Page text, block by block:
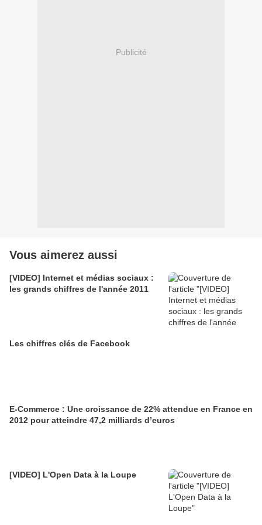
Publicité
Vous aimerez aussi
[VIDEO] Internet et médias sociaux :
les grands chiffres de l'année 2011
Les chiffres clés de Facebook
E-Commerce : Une croissance de 22% attendue en France en
2012 pour atteindre 47,2 milliards d’euros
[VIDEO] L'Open Data à la Loupe